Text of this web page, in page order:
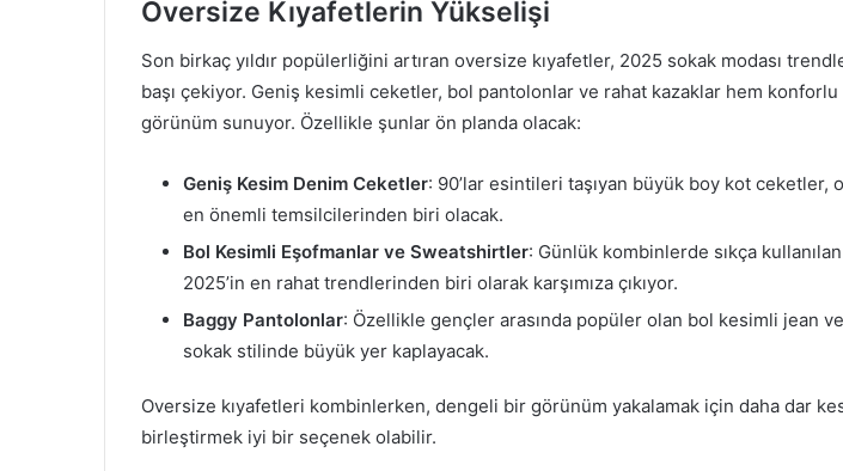
Oversize Kıyafetlerin Yükselişi
Son birkaç yıldır popülerliğini artıran oversize kıyafetler, 2025 sokak modası
başı çekiyor. Geniş kesimli ceketler, bol pantolonlar ve rahat kazaklar hem konforlu
görünüm sunuyor. Özellikle şunlar ön planda olacak:
Geniş Kesim Denim Ceketler: 90’lar esintileri taşıyan büyük boy kot ceketler,
en önemli temsilcilerinden biri olacak.
Bol Kesimli Eşofmanlar ve Sweatshirtler: Günlük kombinlerde sıkça
2025’in en rahat trendlerinden biri olarak karşımıza çıkıyor.
Baggy Pantolonlar: Özellikle gençler arasında popüler olan bol kesimli jean
sokak stilinde büyük yer kaplayacak.
Oversize kıyafetleri kombinlerken, dengeli bir görünüm yakalamak için daha dar
birleştirmek iyi bir seçenek olabilir.